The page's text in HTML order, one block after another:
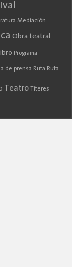
Mediación
Obra teatral
Programa
de prensa Ruta Ruta
Teatro Títeres